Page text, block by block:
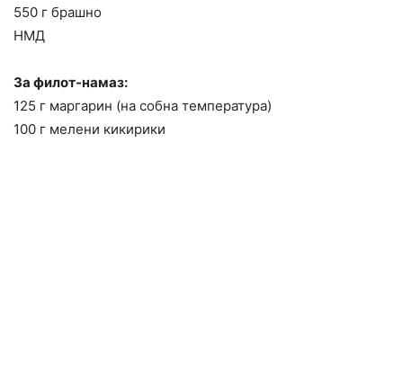
550 г брашно
НМД
За филот-намаз:
125 г маргарин (на собна температура)
100 г мелени кикирики